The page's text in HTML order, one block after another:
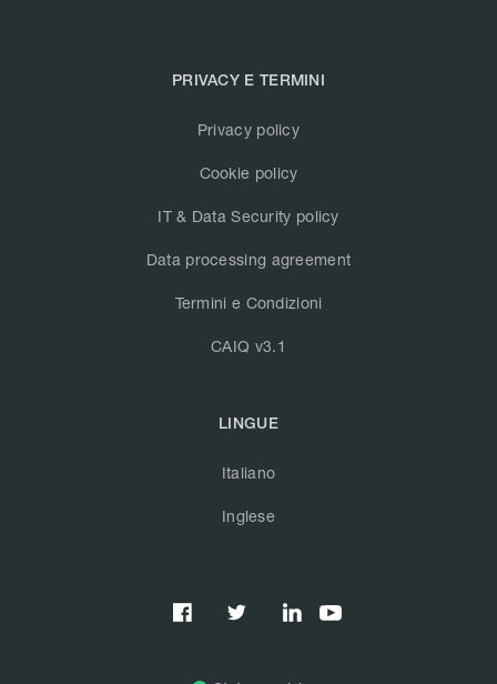
PRIVACY E TERMINI
Privacy policy
Cookie policy
IT & Data Security policy
Data processing agreement
Termini e Condizioni
CAIQ v3.1
LINGUE
Italiano
Inglese
  